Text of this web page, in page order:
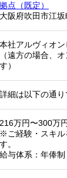
拠点（既定）
大阪府吹田市江
本社アルヴィオン
（遠方の場合、
す）
詳細は以下の通り
216万円〜300万円
※ご経験・スキル
す。
給与体系：年俸制